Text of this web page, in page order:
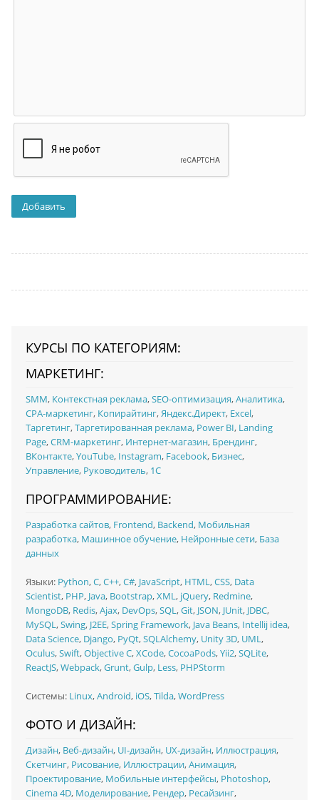
КУРСЫ ПО КАТЕГОРИЯМ:
МАРКЕТИНГ:
SMM, Контекстная реклама,SEO-оптимизация,Аналитика,
CPA-маркетинг, Копирайтинг,Яндекс.Директ, Excel,
Таргетинг,Таргетированная реклама, Power BI, Landing
Page,CRM-маркетинг, Интернет-магазин, Брендинг,
ВКонтакте,YouTube, Instagram, Facebook, Бизнес,
Управление, Руководитель, 1C
ПРОГРАММИРОВАНИЕ:
Разработка сайтов, Frontend, Backend, Мобильная
разработка, Машинное обучение, Нейронные сети, База
данных
Языки: Python,C,C++,C#, JavaScript, HTML,CSS, Data
Scientist, PHP, Java, Bootstrap,XML, jQuery, Redmine,
MongoDB, Redis,Ajax, DevOps,SQL,Git, JSON, JUnit, JDBC,
MySQL,Swing, J2EE,Spring Framework, Java Beans, Intellij idea,
Data Science, Django, PyQt,SQLAlchemy, Unity 3D, UML,
Oculus,Swift,Objective C,XCode,CocoaPods,Yii2,SQLite,
ReactJS,Webpack,Grunt,Gulp, Less, PHPStorm
Системы: Linux,Android, iOS,Tilda,WordPress
ФОТО И ДИЗАЙН:
Дизайн, Веб-дизайн, UI‑дизайн, UX‑дизайн, Иллюстрация,
Скетчинг, Рисование, Иллюстрации,Анимация,
Проектирование, Мобильные интерфейсы, Photoshop,
Cinema 4D, Моделирование, Рендер, Ресайзинг,